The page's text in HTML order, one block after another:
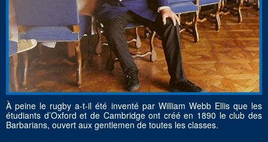
À peine le rugby a-t-il été inventé par William Webb Ellis que les
étudiants d’Oxford et de Cambridge ont créé en 1890 le club des
Barbarians, ouvert aux gentlemen de toutes les classes.